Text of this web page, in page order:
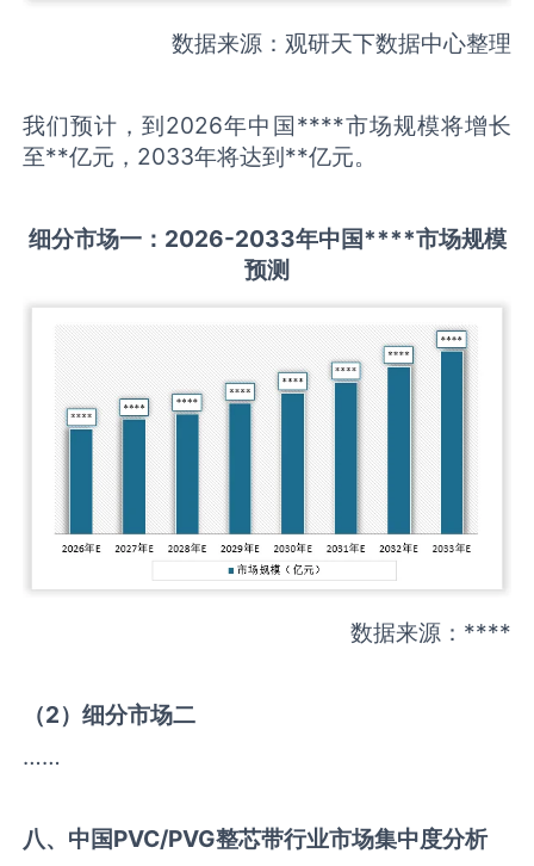
数据来源：观研天下数据中心整理
我们预计，到2026年中国****市场规模将增长
至**亿元，2033年将达到**亿元。
细分市场一： 2026-2033年中国****市场规模
预测
数据来源：****
（2）细分市场二
……
八、中国PVC/PVG整芯带行业市场集中度分析